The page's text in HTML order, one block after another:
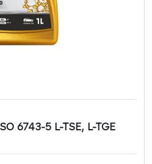
6743-5 L-TSE, L-TGE